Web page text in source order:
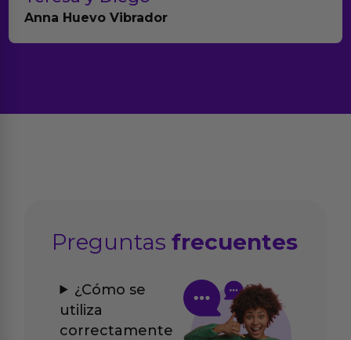
Anna Huevo Vibrador
Preguntasfrecuentes
¿Cómo se
utiliza
correctamente